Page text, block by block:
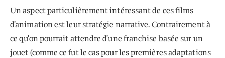
Un aspect particulièrement intéressant de ces films
d’animation est leur stratégie narrative. Contrairement à
ce qu’on pourrait attendre d’une franchise basée sur un
jouet (comme ce fut le cas pour les premières adaptations